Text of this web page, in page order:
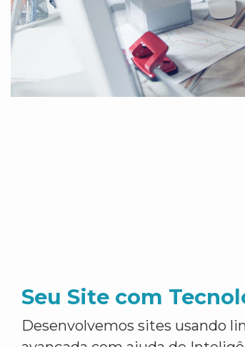
Seu Site com
Desenvolvemos sites usando